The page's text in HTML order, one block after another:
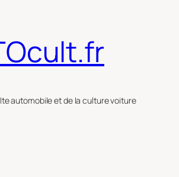
automobile et de la culture voiture